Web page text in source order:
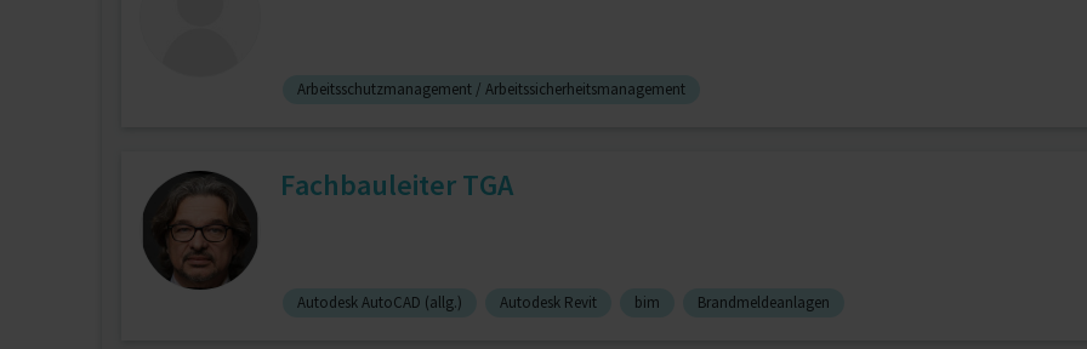
Arbeitsschutzmanagement / Arbeitssicherheitsmanagement
Fachbauleiter TGA
Autodesk AutoCAD (allg.) Autodesk Revit bim Brandmeldeanlagen